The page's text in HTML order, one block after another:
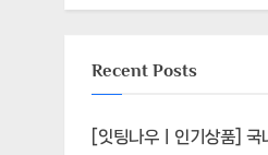
Recent Posts
[잇팅나우ㅣ인기상품]